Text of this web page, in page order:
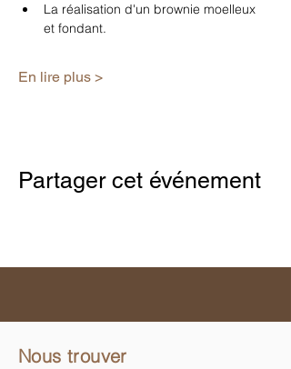
La réalisation d'un brownie moelleux
et fondant.
En lire plus >
Partager cet événement
Nous trouver